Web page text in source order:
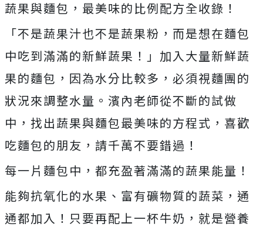
蔬果與麵包，最美味的比例配方全收錄！
「不是蔬果汁也不是蔬果粉，而是想在麵包
中吃到滿滿的新鮮蔬果！」加入大量新鮮蔬
果的麵包，因為水分比較多，必須視麵團的
狀況來調整水量。濱內老師從不斷的試做
中，找出蔬果與麵包最美味的方程式，喜歡
吃麵包的朋友，請千萬不要錯過！
每一片麵包中，都充盈著滿滿的蔬果能量！
能夠抗氧化的水果、富有礦物質的蔬菜，通
通都加入！只要再配上一杯牛奶，就是營養